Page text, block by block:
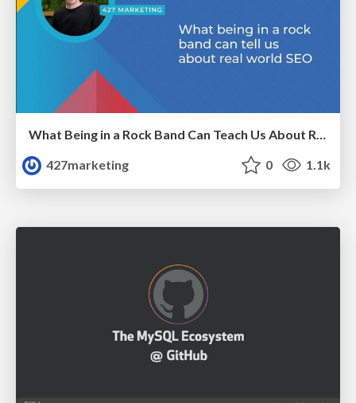
What Being in a Rock Band Can Teach Us About Real World SEO
427marketing
0 1.1k